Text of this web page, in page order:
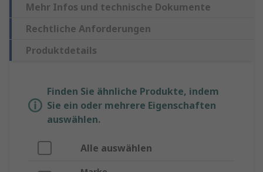
Mehr Infos und technische Dokumente
Rechtliche Anforderungen
Produktdetails
Finden Sie ähnliche Produkte, indem
Sie ein oder mehrere Eigenschaften
auswählen.
Alle auswählen